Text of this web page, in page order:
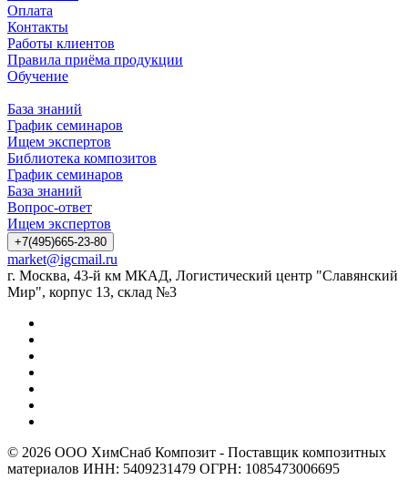
Оплата
Контакты
Работы клиентов
Правила приёма продукции
Обучение
База знаний
График семинаров
Ищем экспертов
Библиотека композитов
График семинаров
База знаний
Вопрос-ответ
Ищем экспертов
+7(495)665-23-80
market@igcmail.ru
г. Москва, 43-й км МКАД, Логистический центр "Славянский
Мир", корпус 13, склад №3
© 2026 ООО ХимСнаб Композит - Поставщик композитных
материалов ИНН: 5409231479 ОГРН: 1085473006695